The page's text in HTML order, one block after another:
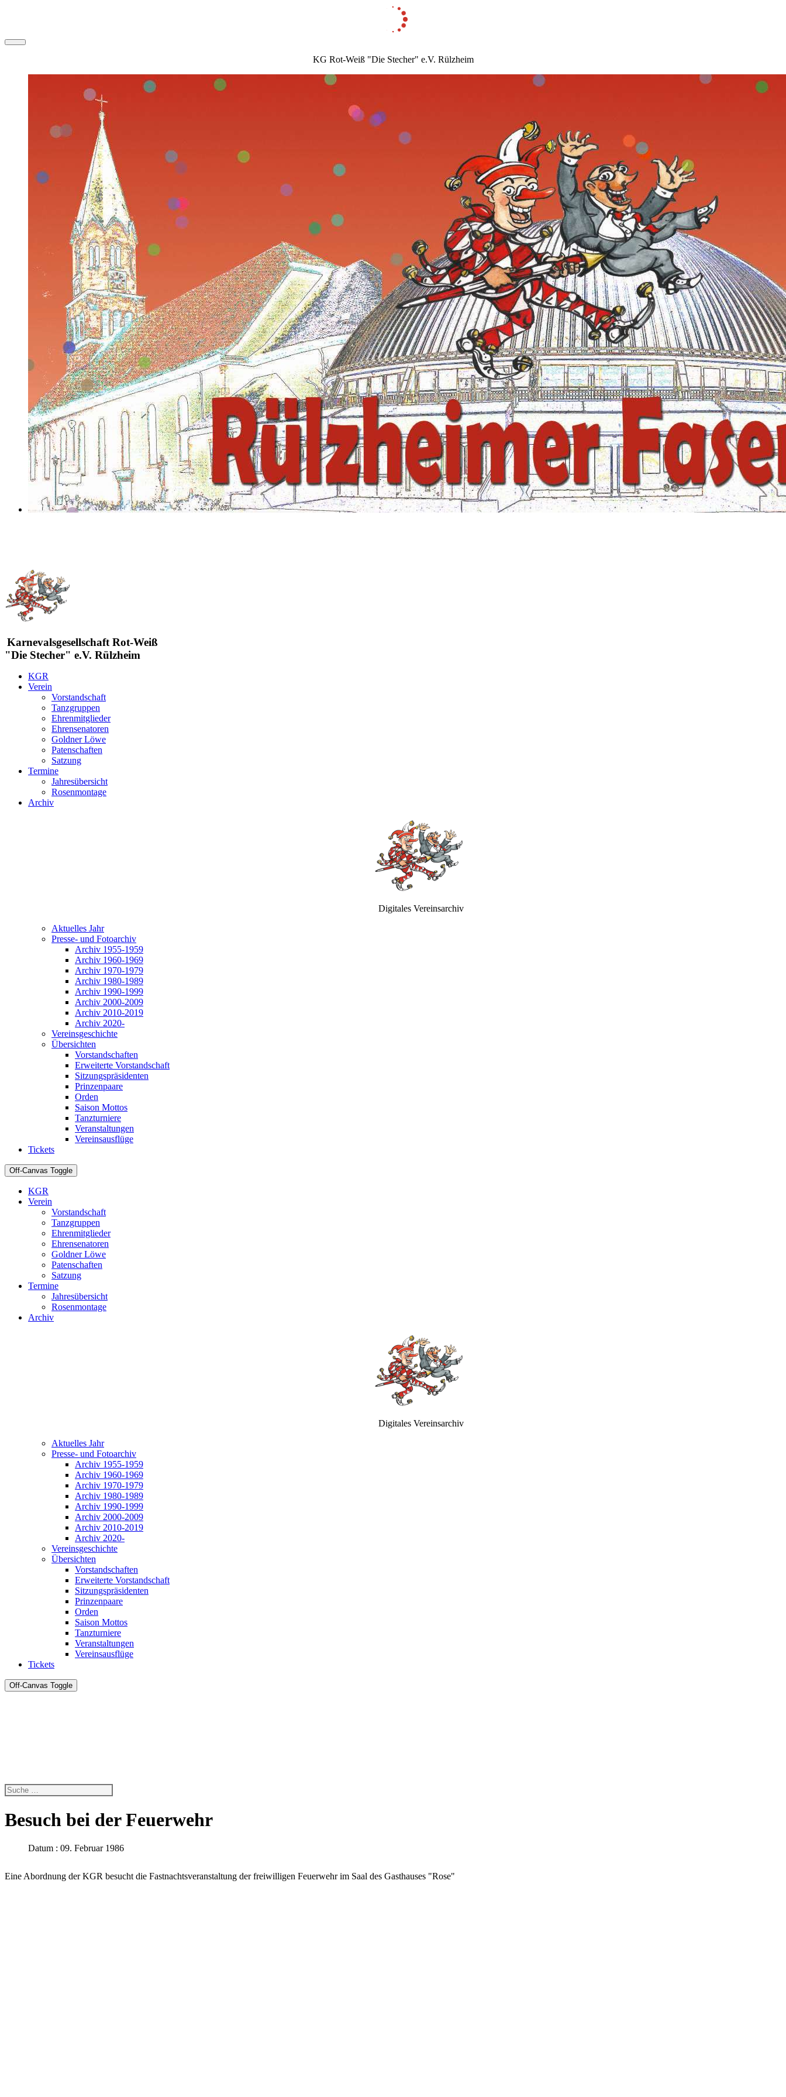
KG Rot-Weiß "Die Stecher" e.V. Rülzheim
Karnevalsgesellschaft Rot-Weiß
"Die Stecher" e.V. Rülzheim
KGR
Verein
Vorstandschaft
Tanzgruppen
Ehrenmitglieder
Ehrensenatoren
Goldner Löwe
Patenschaften
Satzung
Termine
Jahresübersicht
Rosenmontage
Archiv
Digitales Vereinsarchiv
Aktuelles Jahr
Presse- und Fotoarchiv
Archiv 1955-1959
Archiv 1960-1969
Archiv 1970-1979
Archiv 1980-1989
Archiv 1990-1999
Archiv 2000-2009
Archiv 2010-2019
Archiv 2020-
Vereinsgeschichte
Übersichten
Vorstandschaften
Erweiterte Vorstandschaft
Sitzungspräsidenten
Prinzenpaare
Orden
Saison Mottos
Tanzturniere
Veranstaltungen
Vereinsausflüge
Tickets
Off-Canvas Toggle
KGR
Verein
Vorstandschaft
Tanzgruppen
Ehrenmitglieder
Ehrensenatoren
Goldner Löwe
Patenschaften
Satzung
Termine
Jahresübersicht
Rosenmontage
Archiv
Digitales Vereinsarchiv
Aktuelles Jahr
Presse- und Fotoarchiv
Archiv 1955-1959
Archiv 1960-1969
Archiv 1970-1979
Archiv 1980-1989
Archiv 1990-1999
Archiv 2000-2009
Archiv 2010-2019
Archiv 2020-
Vereinsgeschichte
Übersichten
Vorstandschaften
Erweiterte Vorstandschaft
Sitzungspräsidenten
Prinzenpaare
Orden
Saison Mottos
Tanzturniere
Veranstaltungen
Vereinsausflüge
Tickets
Off-Canvas Toggle
Besuch bei der Feuerwehr
Datum : 09. Februar 1986
Eine Abordnung der KGR besucht die Fastnachtsveranstaltung der freiwilligen Feuerwehr im Saal des Gasthauses "Rose"